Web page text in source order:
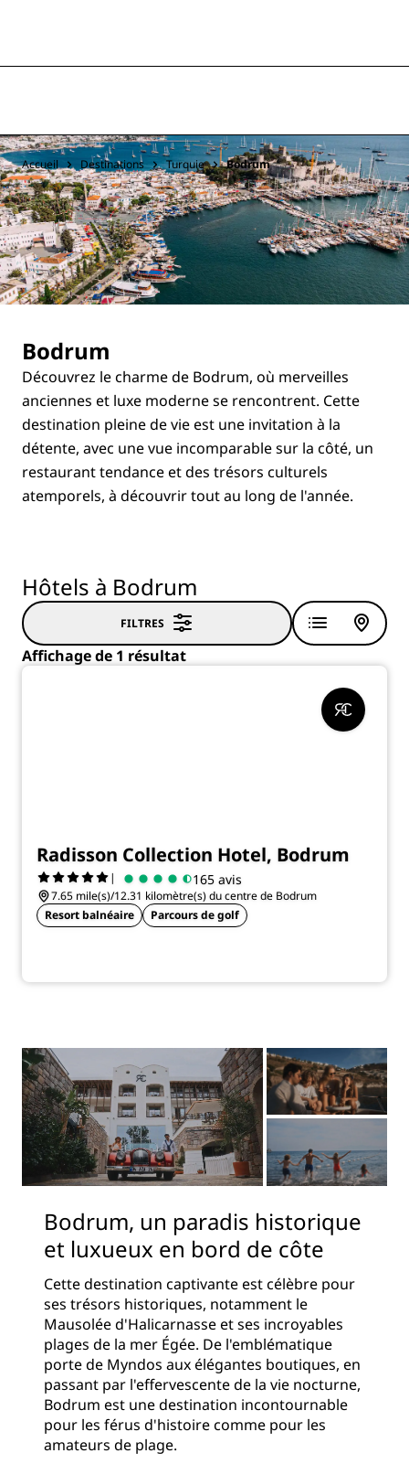
Accueil Destinations Turquie Bodrum
Bodrum
Découvrez le charme de Bodrum, où merveilles
anciennes et luxe moderne se rencontrent. Cette
destination pleine de vie est une invitation à la
détente, avec une vue incomparable sur la côté, un
restaurant tendance et des trésors culturels
atemporels, à découvrir tout au long de l'année.
Hôtels à Bodrum
FILTRES
Affichage de 1 résultat
Radisson Collection Hotel, Bodrum
| 165 avis
7.65 mile(s)/12.31 kilomètre(s) du centre de Bodrum
Resort balnéaire
Parcours de golf
Bodrum, un paradis historique
et luxueux en bord de côte
Cette destination captivante est célèbre pour
ses trésors historiques, notamment le
Mausolée d'Halicarnasse et ses incroyables
plages de la mer Égée. De l'emblématique
porte de Myndos aux élégantes boutiques, en
passant par l'effervescente de la vie nocturne,
Bodrum est une destination incontournable
pour les férus d'histoire comme pour les
amateurs de plage.